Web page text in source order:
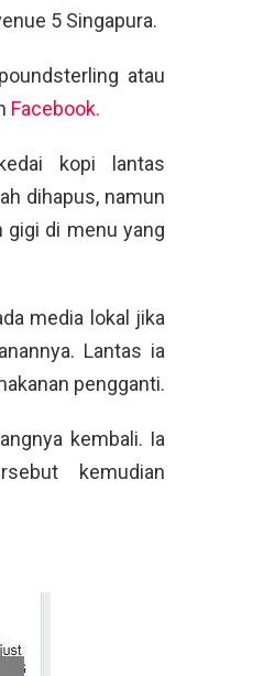
5 Singapura.
atau
Facebook.
kopi lantas
dihapus, namun
gigi di menu yang
media lokal jika
Lantas ia
pengganti.
kembali. Ia
kemudian